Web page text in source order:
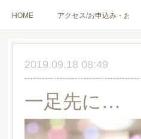
HOME アクセス/お申込み・お問
〔学ぶ〕AEAJ資格対応コース〔学ぶ〕トリ
ハンモックよもぎ蒸し®
ハンモックタイ古式協会® 厚木校
出張講座(個
2019.09.18 08:49
一足先に…